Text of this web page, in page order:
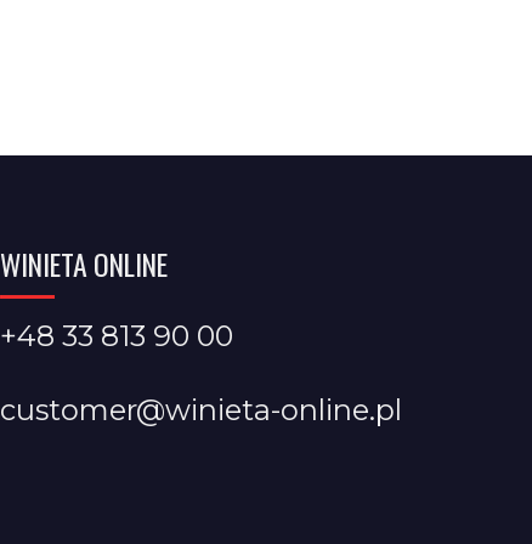
WINIETA ONLINE
+48 33 813 90 00
customer@winieta-online.pl